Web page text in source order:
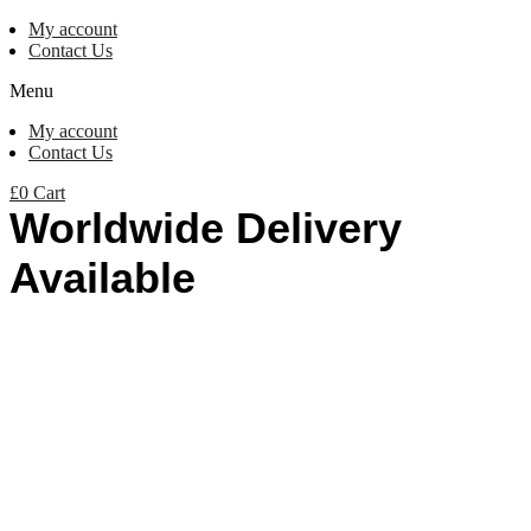
My account
Contact Us
Menu
My account
Contact Us
£0 Cart
Worldwide Delivery
Available